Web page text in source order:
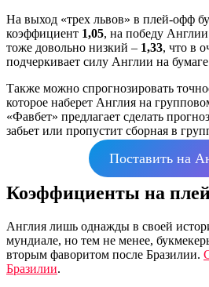
На выход «трех львов» в плей-офф
коэффициент 1,05, на победу
тоже довольно низкий – 1,33, что в
подчеркивает силу Англии на
Также можно спрогнозировать
которое наберет Англия на
«Фавбет» предлагает сделать
забьет или пропустит сборная в
Поставить на
Коэффициенты на
Англия лишь однажды в своей
мундиале, но тем не менее,
вторым фаворитом после Бразилии.
Бразилии.